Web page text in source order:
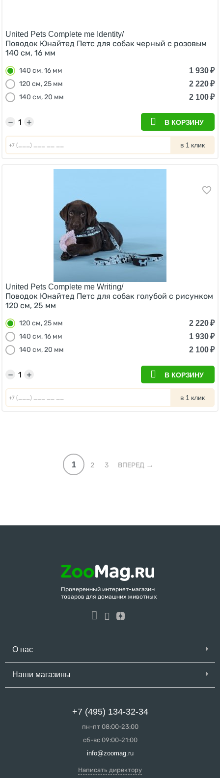
United Pets Complete me Identity/
Поводок Юнайтед Петс для собак черный с розовым
140 см, 16 мм
140 см, 16 мм 1 930₽
120 см, 25 мм
2 220₽
140 см, 20 мм
2 100₽
+
− В КОРЗИНУ
в 1 клик
United Pets Complete me Writing/
Поводок Юнайтед Петс для собак голубой с рисунком
120 см, 25 мм
120 см, 25 мм 2 220₽
140 см, 16 мм
1 930₽
140 см, 20 мм
2 100₽
+
− В КОРЗИНУ
в 1 клик
1 2 3 ВПЕРЕД
Проверенный интернет-магазин
товаров для домашних животных
О нас
Наши магазины
+7 (495) 134-32-34
пн-пт 08:00-23:00
сб-вс 09:00-21:00
info@zoomag.ru
Написать директору